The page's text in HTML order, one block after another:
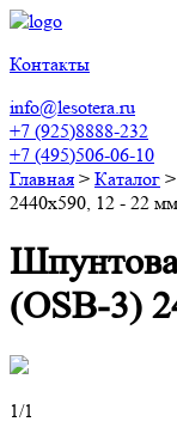
Контакты
info@lesotera.ru
+7 (925)8888-232
+7 (495)506-06-10
Главная > Каталог >
2440х590, 12 - 22
(OSB-3)
1/1